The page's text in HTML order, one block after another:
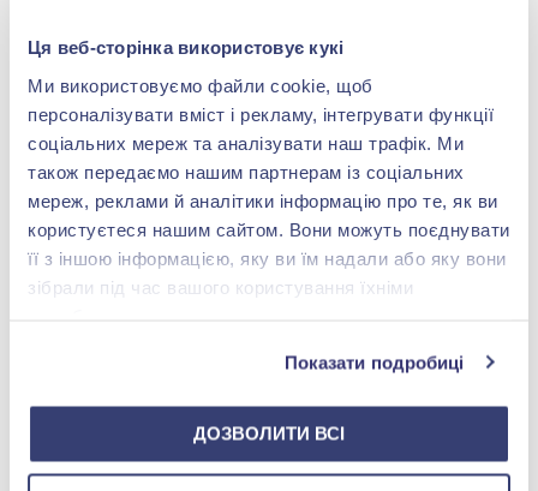
Ця веб-сторінка використовує кукі
Ми використовуємо файли cookie, щоб
персоналізувати вміст і рекламу, інтегрувати функції
соціальних мереж та аналізувати наш трафік. Ми
також передаємо нашим партнерам із соціальних
мереж, реклами й аналітики інформацію про те, як ви
користуєтеся нашим сайтом. Вони можуть поєднувати
її з іншою інформацією, яку ви їм надали або яку вони
зібрали під час вашого користування їхніми
Показати подробиці
ДОЗВОЛИТИ ВСІ
Браслет з білого золота
585° , арт. 241191
33 005,00 грн
Браслет з білого золота
585° з текстилем, арт.
249415
66 400,00 грн
-58% Краща ціна